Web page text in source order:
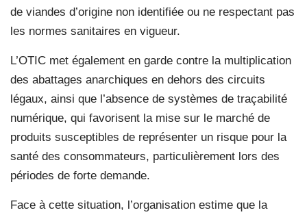
de viandes d’origine non identifiée ou ne respectant pas
les normes sanitaires en vigueur.
L’OTIC met également en garde contre la multiplication
des abattages anarchiques en dehors des circuits
légaux, ainsi que l’absence de systèmes de traçabilité
numérique, qui favorisent la mise sur le marché de
produits susceptibles de représenter un risque pour la
santé des consommateurs, particulièrement lors des
périodes de forte demande.
Face à cette situation, l’organisation estime que la